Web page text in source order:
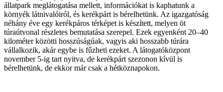
állatpark meglátogatása mellett, információkat is kaphatunk a
környék látnivalóiról, és kerékpárt is bérelhetünk. Az igazgatóság
néhány éve egy kerékpáros térképet is készített, melyen öt
túraútvonal részletes bemutatása szerepel. Ezek egyenként 20–40
kilométer közötti hosszúságúak, vagyis aki hosszabb túrára
vállalkozik, akár egybe is fűzheti ezeket. A látogatóközpont
november 5-ig tart nyitva, de kerékpárt szezonon kívül is
bérelhetünk, de ekkor már csak a hétköznapokon.